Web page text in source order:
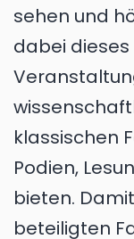
sehen und
dabei
klassischen
Podien,
bieten.
beteiligten